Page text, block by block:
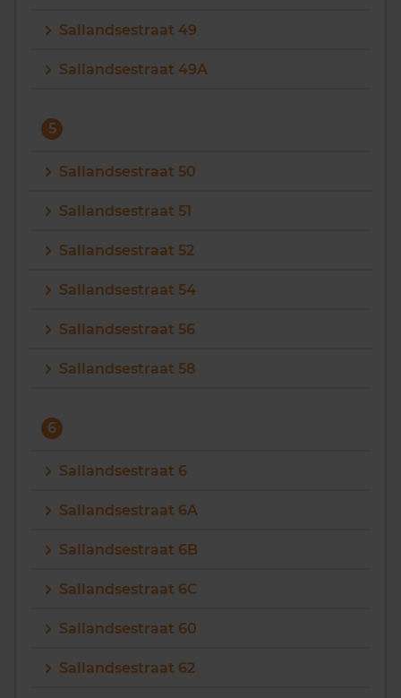
Sallandsestraat 49
Sallandsestraat 49A
5
Sallandsestraat 50
Sallandsestraat 51
Sallandsestraat 52
Sallandsestraat 54
Sallandsestraat 56
Sallandsestraat 58
6
Sallandsestraat 6
Sallandsestraat 6A
Sallandsestraat 6B
Sallandsestraat 6C
Sallandsestraat 60
Sallandsestraat 62